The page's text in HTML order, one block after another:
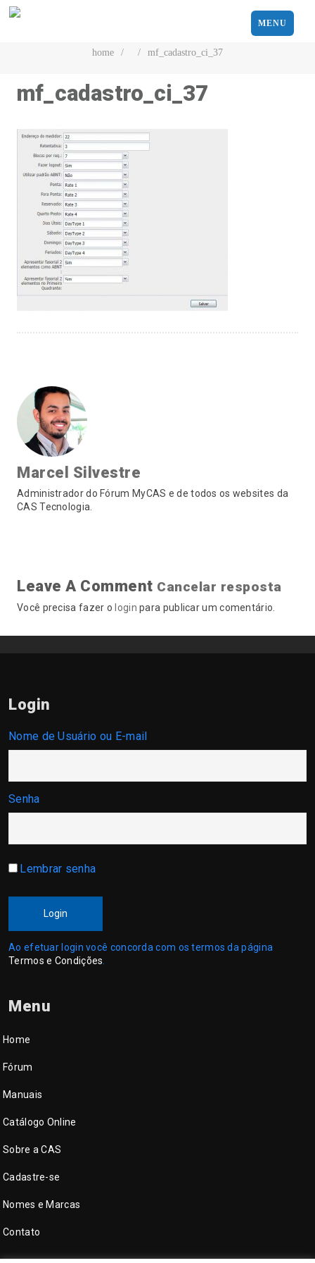
MENU
home / / mf_cadastro_ci_37
mf_cadastro_ci_37
Marcel Silvestre
Administrador do Fórum MyCAS e de todos os websites da
CAS Tecnologia.
Leave A Comment Cancelar resposta
Você precisa fazer o login para publicar um comentário.
Login
Nome de Usuário ou E-mail
Senha
Lembrar senha
Login
Ao efetuar login você concorda com os termos da página
Termos e Condições
Menu
Home
Fórum
Manuais
Catálogo Online
Sobre a CAS
Cadastre-se
Nomes e Marcas
Contato